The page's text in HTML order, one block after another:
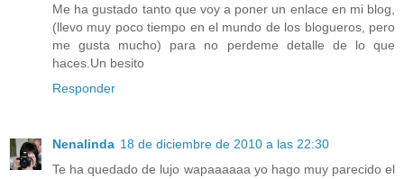
Me ha gustado tanto que voy a poner un enlace en mi blog,
(llevo muy poco tiempo en el mundo de los blogueros, pero
me gusta mucho) para no perdeme detalle de lo que
haces.Un besito
Responder
Nenalinda 18 de diciembre de 2010 a las 22:30
Te ha quedado de lujo wapaaaaaa yo hago muy parecido el